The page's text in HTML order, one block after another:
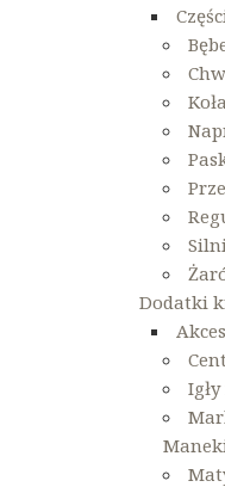
Dodatki